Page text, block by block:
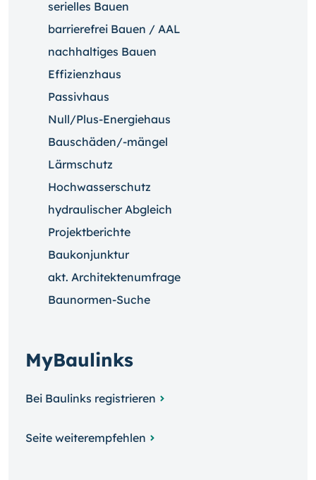
serielles Bauen
barrierefrei Bauen / AAL
nachhaltiges Bauen
Effizienzhaus
Passivhaus
Null/Plus-Energiehaus
Bauschäden/-mängel
Lärmschutz
Hochwasserschutz
hydraulischer Abgleich
Projektberichte
Baukonjunktur
akt. Architektenumfrage
Baunormen-Suche
MyBaulinks
Bei Baulinks registrieren
Seite weiterempfehlen